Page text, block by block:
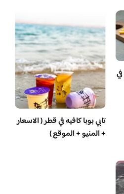
تابي بوبا كافيه في قطر ( الاسعار
+ المنيو + الموقع )